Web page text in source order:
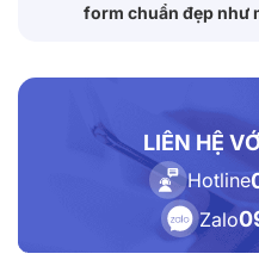
form chuẩn đẹp như
LIÊN HỆ
Hotline
Zalo